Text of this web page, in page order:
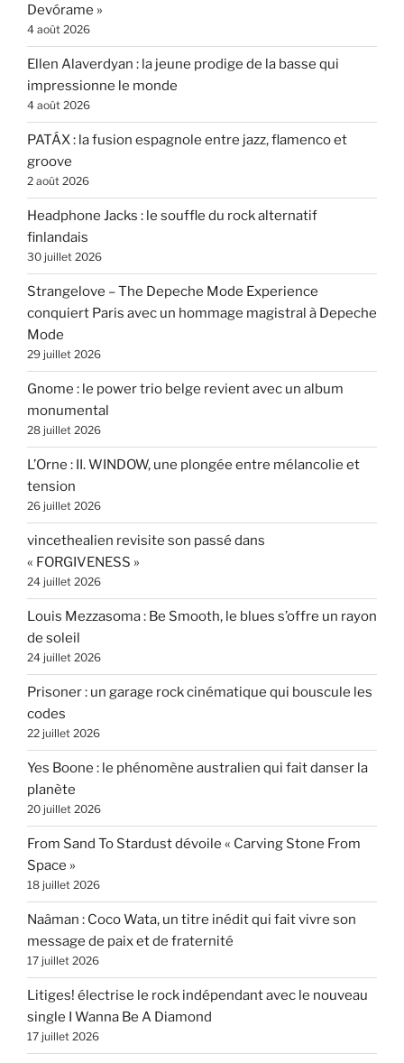
Devórame »
4 août 2026
Ellen Alaverdyan : la jeune prodige de la basse qui
impressionne le monde
4 août 2026
PATÁX : la fusion espagnole entre jazz, flamenco et
groove
2 août 2026
Headphone Jacks : le souffle du rock alternatif
finlandais
30 juillet 2026
Strangelove – The Depeche Mode Experience
conquiert Paris avec un hommage magistral à Depeche
Mode
29 juillet 2026
Gnome : le power trio belge revient avec un album
monumental
28 juillet 2026
L’Orne : II. WINDOW, une plongée entre mélancolie et
tension
26 juillet 2026
vincethealien revisite son passé dans
« FORGIVENESS »
24 juillet 2026
Louis Mezzasoma : Be Smooth, le blues s’offre un rayon
de soleil
24 juillet 2026
Prisoner : un garage rock cinématique qui bouscule les
codes
22 juillet 2026
Yes Boone : le phénomène australien qui fait danser la
planète
20 juillet 2026
From Sand To Stardust dévoile « Carving Stone From
Space »
18 juillet 2026
Naâman : Coco Wata, un titre inédit qui fait vivre son
message de paix et de fraternité
17 juillet 2026
Litiges! électrise le rock indépendant avec le nouveau
single I Wanna Be A Diamond
17 juillet 2026